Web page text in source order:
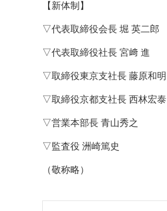
運営
【新体制】
▽代表取締役会長 堀 英二郎
▽代表取締役社長 宮﨑 進
▽取締役東京支社長 藤原和明
▽取締役京都支社長 西林宏泰
▽営業本部長 青山秀之
▽監査役 洲崎篤史
（敬称略）